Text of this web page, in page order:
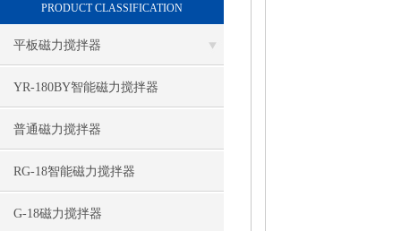
PRODUCT CLASSIFICATION
平板磁力搅拌器
YR-180BY智能磁力搅拌器
普通磁力搅拌器
RG-18智能磁力搅拌器
G-18磁力搅拌器